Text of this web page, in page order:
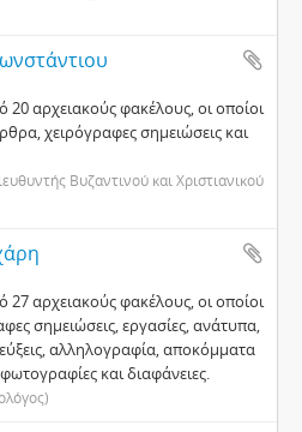
20 αρχειακούς φακέλους, οι οποίοι
χειρόγραφες σημειώσεις και
Βυζαντινού και Χριστιανικού
27 αρχειακούς φακέλους, οι οποίοι
σημειώσεις, εργασίες, ανάτυπα,
αλληλογραφία, αποκόμματα
και διαφάνειες.